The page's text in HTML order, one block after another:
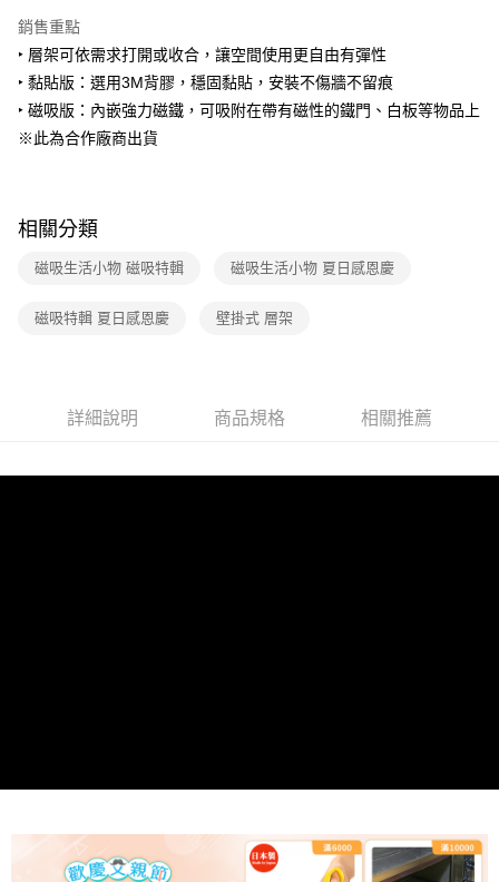
1.本服務由台灣大哥大提供，台灣大哥大用戶可立即使用無須另外申請。
流程，驗證手機門號後，選擇欲分期的期數、繳款截止日，確認付款後即完
成交易。
3.實際核准額度、可分期數及費用金額請依後續交易確認頁面所載為準。
4.訂單成立30分鐘內，如未前往確認交易或遇審核未通過，訂單將自動取
消。如遇「轉專審核」未通過狀況，表示未達大哥付你分期系統評分，恕無
醒簡訊。
2.透過簡訊連結打開帳單後，可選擇「超商條碼／台灣大直營門市／銀行轉
帳／街口支付／iPASS MONEY」等通路繳費。
1.本服務係由「台灣大哥大股份有限公司」（以下簡稱本公司）所提供，讓
由本公司與您本人進行分期帳單所需資料之確認、核對及更正。
ATM付款
運送方式
宅配【父親節大回饋】限時$299免運
每筆NT$150，滿NT$299(含以上)免運費
銷售重點
‣ 層架可依需求打開或收合，讓空間使用更自由有彈性
‣ 黏貼版：選用3M背膠，穩固黏貼，安裝不傷牆不留痕
‣ 磁吸版：內嵌強力磁鐵，可吸附在帶有磁性的鐵門、白板等物品上
※此為合作廠商出貨
相關分類
磁吸生活小物 磁吸特輯 磁吸生活小物 夏日感恩慶
磁吸特輯 夏日感恩慶 壁掛式 層架
詳細說明 商品規格 相關推薦